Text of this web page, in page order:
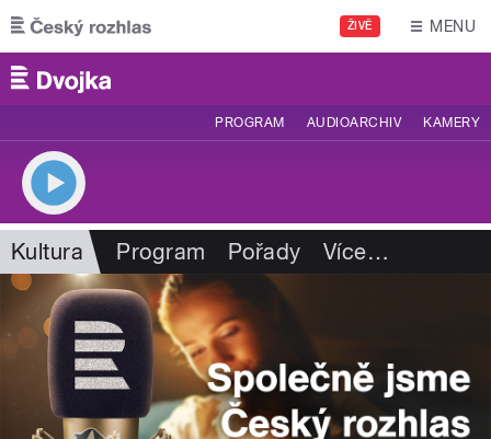
Přejít k hlavnímu obsahu
ŽIVĚ MENU
PROGRAM AUDIOARCHIV KAMERY
Kultura Program Pořady Více…